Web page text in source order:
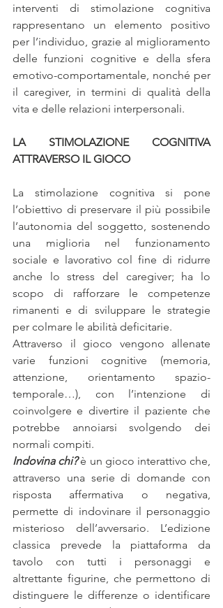
interventi di stimolazione cognitiva
rappresentano un elemento positivo
per l’individuo, grazie al miglioramento
delle funzioni cognitive e della sfera
emotivo-comportamentale, nonché per
il caregiver, in termini di qualità della
vita e delle relazioni interpersonali.
LA STIMOLAZIONE COGNITIVA
ATTRAVERSO IL GIOCO
La stimolazione cognitiva si pone
l’obiettivo di preservare il più possibile
l’autonomia del soggetto, sostenendo
una miglioria nel funzionamento
sociale e lavorativo col fine di ridurre
anche lo stress del caregiver; ha lo
scopo di rafforzare le competenze
rimanenti e di sviluppare le strategie
per colmare le abilità deficitarie.
Attraverso il gioco vengono allenate
varie funzioni cognitive (memoria,
attenzione, orientamento spazio-
temporale…), con l’intenzione di
coinvolgere e divertire il paziente che
potrebbe annoiarsi svolgendo dei
normali compiti.
Indovina chi? è un gioco interattivo che,
attraverso una serie di domande con
risposta affermativa o negativa,
permette di indovinare il personaggio
misterioso dell’avversario. L’edizione
classica prevede la piattaforma da
tavolo con tutti i personaggi e
altrettante figurine, che permettono di
distinguere le differenze o identificare